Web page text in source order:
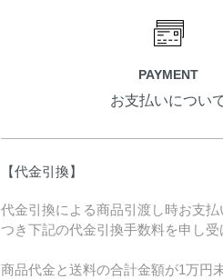
PAYMENT
お支払いについ
【代金引換】
代金引換による商品引渡し時お支
つき下記の代金引換手数料を申し受
商品代金と送料の合計金額が1万円